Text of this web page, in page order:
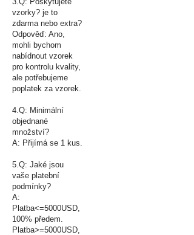
vzorky? je to
zdarma nebo extra?
Odpověď: Ano,
mohli bychom
nabídnout vzorek
pro kontrolu kvality,
ale potřebujeme
poplatek za vzorek.
4.Q: Minimální
objednané
množství?
A: Přijímá se 1 kus.
5.Q: Jaké jsou
vaše platební
podmínky?
A:
Platba<=5000USD,
100% předem.
Platba>=5000USD,